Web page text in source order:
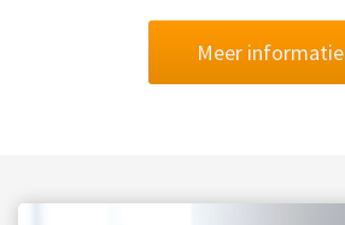
Meer informatie